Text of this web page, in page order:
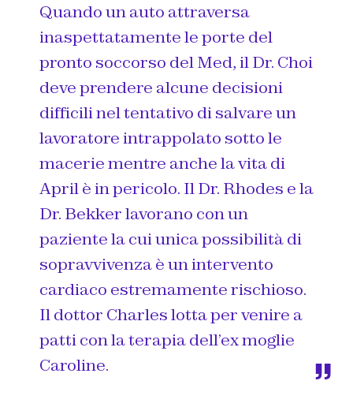
Quando un auto attraversa
inaspettatamente le porte del
pronto soccorso del Med, il Dr. Choi
deve prendere alcune decisioni
difficili nel tentativo di salvare un
lavoratore intrappolato sotto le
macerie mentre anche la vita di
April è in pericolo. Il Dr. Rhodes e la
Dr. Bekker lavorano con un
paziente la cui unica possibilità di
sopravvivenza è un intervento
cardiaco estremamente rischioso.
Il dottor Charles lotta per venire a
patti con la terapia dell’ex moglie
Caroline.